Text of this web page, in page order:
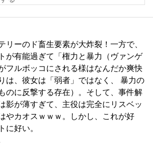
リーのド畜生要素が大炸裂！一方で、
が有能過ぎて「権力と暴力（ヴァンゲ
フルボッコにされる様はなんだか爽快
は、彼女は「弱者」ではなく、 暴力の
のに反撃する存在）。そして、事件解
影が薄すぎて、主役は完全にリスベッ
やカオスｗｗｗ。しかし、これが好
に好い。